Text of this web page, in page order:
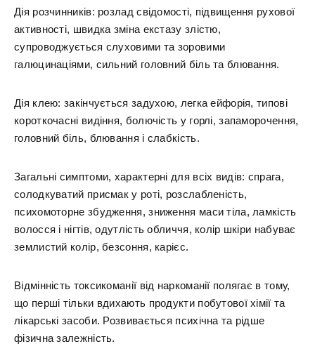
Дія розчинників: розлад свідомості, підвищення рухової
активності, швидка зміна екстазу злістю,
супроводжується слуховими та зоровими
галюцинаціями, сильний головний біль та блювання.
Дія клею: закінчується задухою, легка ейфорія, типові
короткочасні видіння, болючість у горлі, запаморочення,
головний біль, блювання і слабкість.
Загальні симптоми, характерні для всіх видів: спрага,
солодкуватий присмак у роті, розслабленість,
психомоторне збудження, зниження маси тіла, ламкість
волосся і нігтів, одутлість обличчя, колір шкіри набуває
землистий колір, безсоння, карієс.
Відмінність токсикоманії від наркоманії полягає в тому,
що перші тільки вдихають продукти побутової хімії та
лікарські засоби. Розвивається психічна та рідше
фізична залежність.